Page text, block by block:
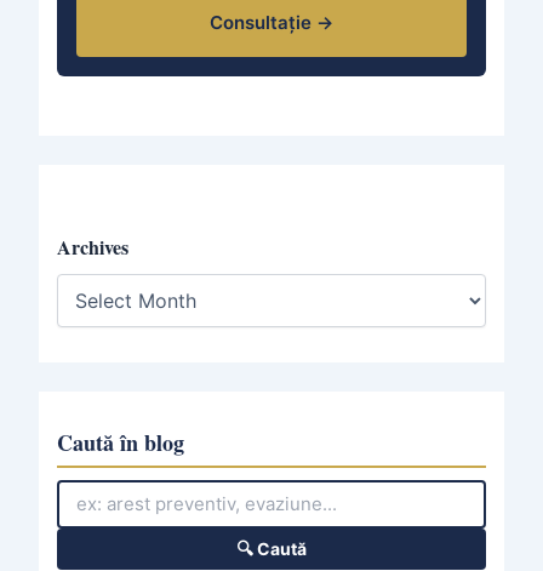
Consultație →
Archives
A
c
s
Caută în blog
🔍 Caută